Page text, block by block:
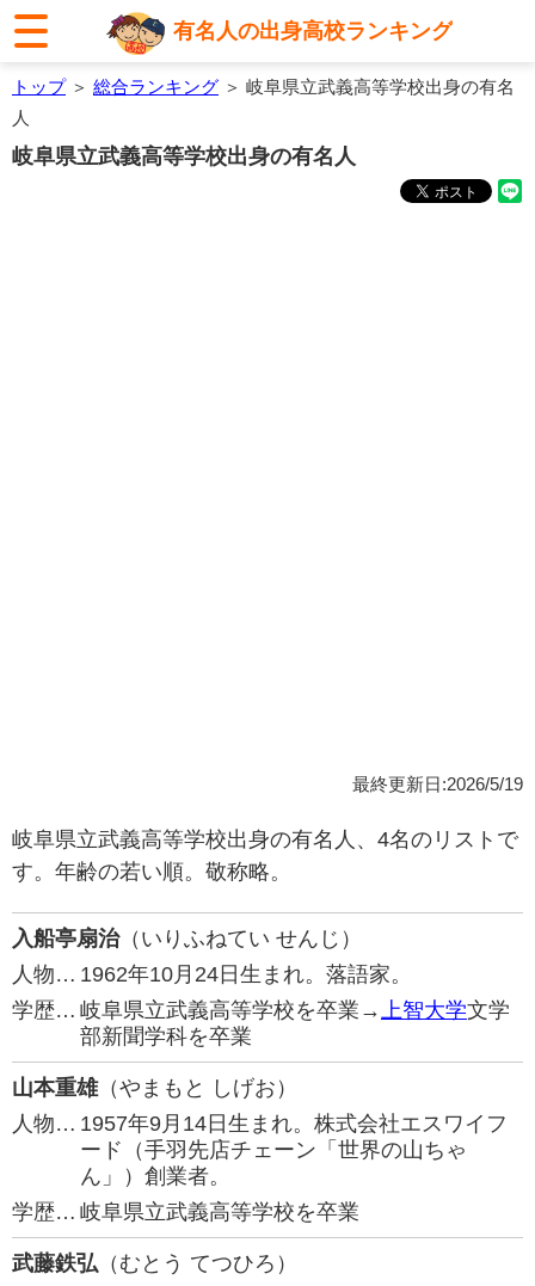
有名人の出身高校ランキング
トップ＞ 総合ランキング ＞ 岐阜県立武義高等学校出身の有名
人
岐阜県立武義高等学校出身の有名人
最終更新日:2026/5/19
岐阜県立武義高等学校出身の有名人、4名のリストで
す。年齢の若い順。敬称略。
入船亭扇治（いりふねてい せんじ）
人物… 1962年10月24日生まれ。落語家。
学歴… 岐阜県立武義高等学校を卒業→上智大学文学
部新聞学科を卒業
山本重雄（やまもと しげお）
人物… 1957年9月14日生まれ。株式会社エスワイフ
ード（手羽先店チェーン「世界の山ちゃ
ん」）創業者。
学歴… 岐阜県立武義高等学校を卒業
武藤鉄弘 （むとう てつひろ）